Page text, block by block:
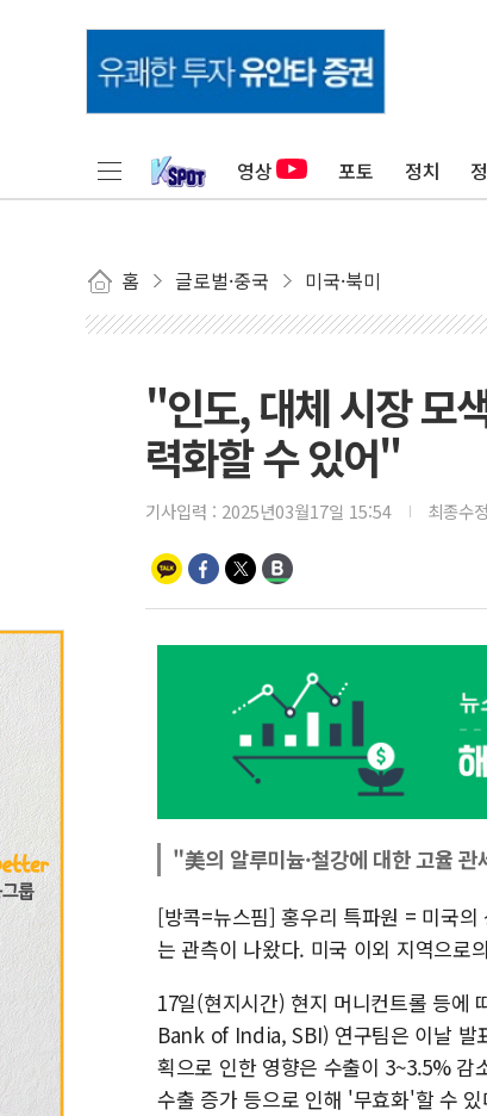
영상 포토 정치
홈 글로벌·중국 미국·북미
"인도, 대체 시장 모
력화할 수 있어"
기사입력 : 2025년03월17일 15:54 최종수
"美의 알루미늄·철강에 대한 고율
[방콕=뉴스핌] 홍우리 특파원 = 미국
는 관측이 나왔다. 미국 이외 지역으로
17일(현지시간) 현지 머니컨트롤 등에
Bank of India, SBI) 연구팀은 이날 발
획으로 인한 영향은 수출이 3~3.5%
수출 증가 등으로 인해 '무효화'할 수